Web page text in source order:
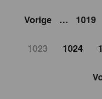
Vorige … 1019
1023 1024